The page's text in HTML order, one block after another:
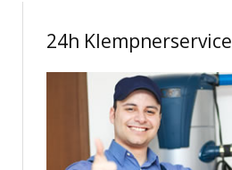
24h Klempnerservice